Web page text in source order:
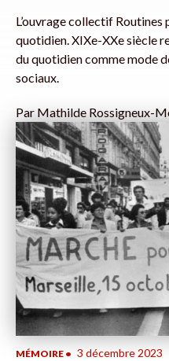
L’ouvrage collectif Routines
quotidien. XIXe-XXe siècle
du quotidien comme mode
sociaux.
Par Mathilde Rossigneux-
MÉMOIRE • 3 décembre 2023